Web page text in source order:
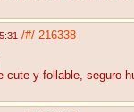
/#/ 216338
cute y follable, seguro